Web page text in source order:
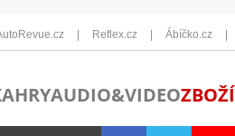
Reflex.cz Ábíčko.cz
HRYAUDIO&VIDEOZBOŽÍ